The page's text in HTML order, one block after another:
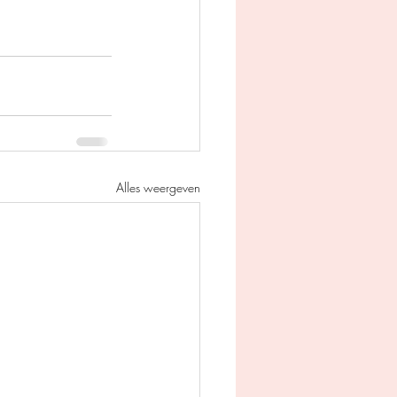
Alles weergeven